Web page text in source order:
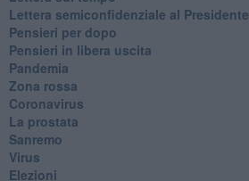
Lettera semiconfidenziale al Presidente
Pensieri per dopo
​Pensieri in libera uscita
Pandemia
Zona rossa
Coronavirus
La prostata
Sanremo
Virus
Elezioni